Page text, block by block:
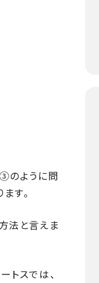
のように問
す。
法と言えま
トスでは、